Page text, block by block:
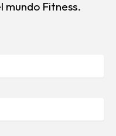
mundo Fitness.